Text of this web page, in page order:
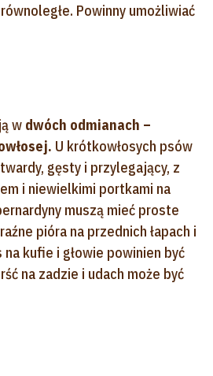
Powinny umożliwiać
w dwóch odmianach –
U krótkowłosych psów
gęsty i przylegający, z
i niewielkimi portkami na
muszą mieć proste
pióra na przednich łapach i
na kufie i głowie powinien być
na zadzie i udach może być